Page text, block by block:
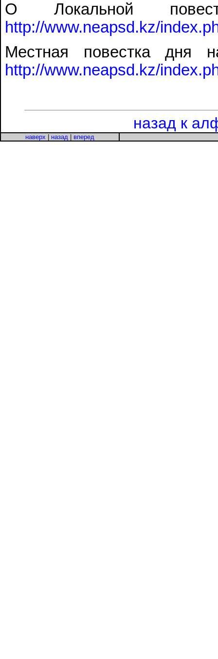
О Локальной
http://www.neapsd.kz/
Местная повестка дня
http://www.neapsd.kz/
назад к
наверх назад вперед